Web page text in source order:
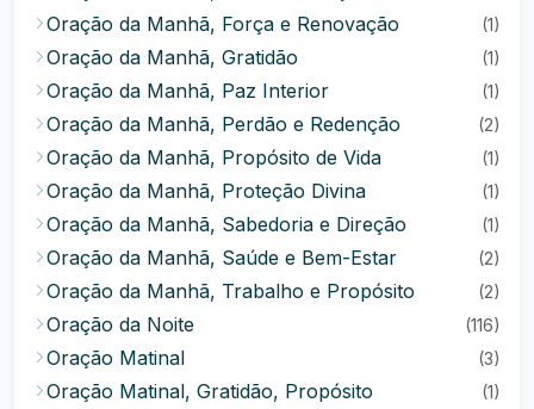
Oração da Manhã, Força e Renovação (1)
Oração da Manhã, Gratidão (1)
Oração da Manhã, Paz Interior (1)
Oração da Manhã, Perdão e Redenção (2)
Oração da Manhã, Propósito de Vida (1)
Oração da Manhã, Proteção Divina (1)
Oração da Manhã, Sabedoria e Direção (1)
Oração da Manhã, Saúde e Bem-Estar (2)
Oração da Manhã, Trabalho e Propósito (2)
Oração da Noite (116)
Oração Matinal (3)
Oração Matinal, Gratidão, Propósito (1)